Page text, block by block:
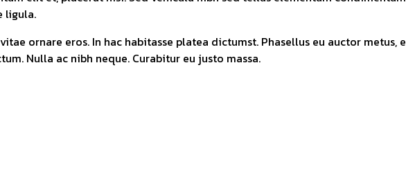
ligula.
ornare eros. In hac habitasse platea dictumst. Phasellus eu auctor metus,
Nulla ac nibh neque. Curabitur eu justo massa.